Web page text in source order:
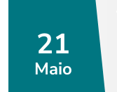
21
Maio